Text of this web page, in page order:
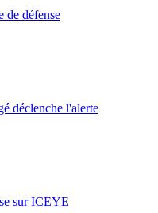
de défense
déclenche l'alerte
sur ICEYE